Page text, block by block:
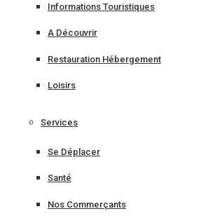
Informations Touristiques
A Découvrir
Restauration Hébergement
Loisirs
Services
Se Déplacer
Santé
Nos Commerçants